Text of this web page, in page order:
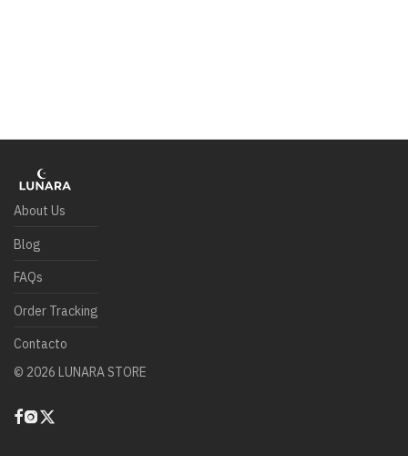
About Us
Blog
FAQs
Order Tracking
Contacto
© 2026 LUNARA STORE